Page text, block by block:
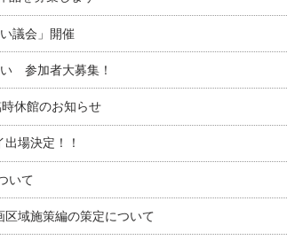
議会」開催
参加者大募集！
休館のお知らせ
場決定！！
いて
域施策編の策定について